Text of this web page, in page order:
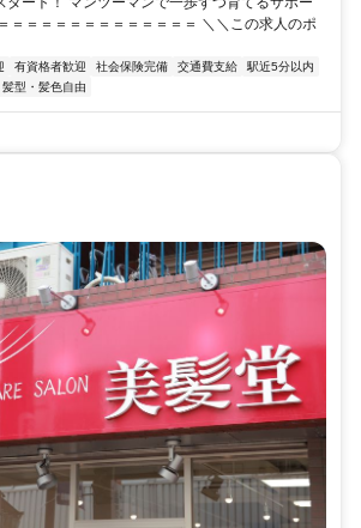
＝＝＝＝＝＝＝＝＝＝＝＝＝ ＼＼この求人のポ
有資格者歓迎 社会保険完備 交通費支給
駅近5分以内
髪型・髪色自由